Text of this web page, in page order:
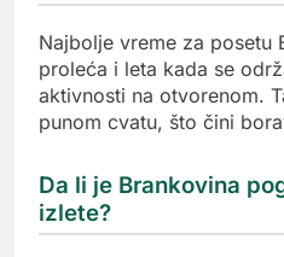
Najbolje vreme za posetu
proleća i leta kada se
aktivnosti na otvorenom.
punom cvatu, što čini
Da li je Brankovina
izlete?